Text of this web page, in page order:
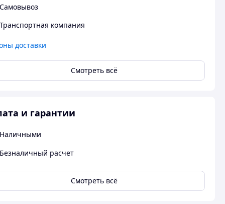
Самовывоз
Транспортная компания
доставки
Смотреть всё
и гарантии
Наличными
Безналичный расчет
Смотреть всё